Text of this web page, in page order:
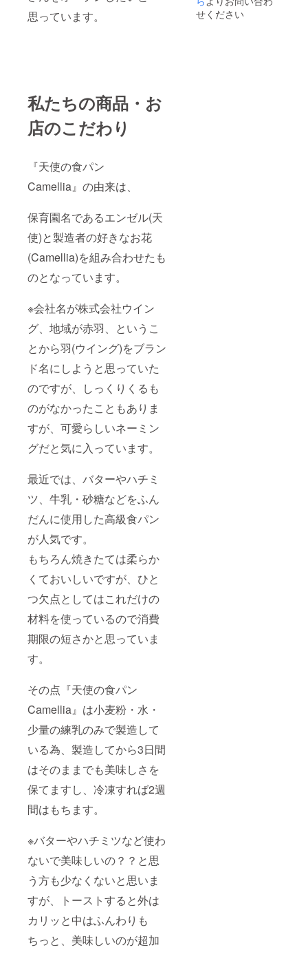
思っています。
私たちの商品・お
店のこだわり
『天使の食パン
Camellia』の由来は、
保育園名であるエンゼル(天
使)と製造者の好きなお花
(Camellia)を組み合わせたも
のとなっています。
※会社名が株式会社ウイン
グ、地域が赤羽、というこ
とから羽(ウイング)をブラン
ド名にしようと思っていた
のですが、しっくりくるも
のがなかったこともありま
すが、可愛らしいネーミン
グだと気に入っています。
最近では、バターやハチミ
ツ、牛乳・砂糖などをふん
だんに使用した高級食パン
が人気です。
もちろん焼きたては柔らか
くておいしいですが、ひと
つ欠点としてはこれだけの
材料を使っているので消費
期限の短さかと思っていま
す。
その点『天使の食パン
Camellia』は小麦粉・水・
少量の練乳のみで製造して
いる為、製造してから3日間
はそのままでも美味しさを
保てますし、冷凍すれば2週
間はもちます。
※バターやハチミツなど使わ
ないで美味しいの？？と思
う方も少なくないと思いま
すが、トーストすると外は
カリッと中はふんわりも
ちっと、美味しいのが超加
ルや注
意書き
なり、
送料込
せください